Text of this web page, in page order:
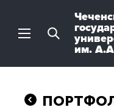
им.